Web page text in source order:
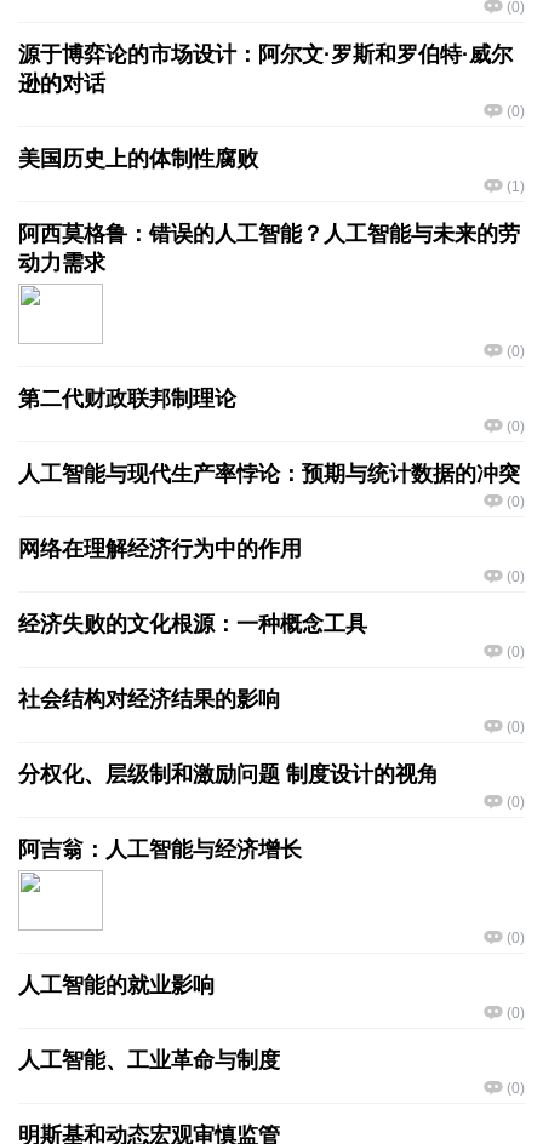
(0)
源于博弈论的市场设计：阿尔文·罗斯和罗伯特·威尔
逊的对话
(0)
美国历史上的体制性腐败
(1)
阿西莫格鲁：错误的人工智能？人工智能与未来的劳
动力需求
(0)
第二代财政联邦制理论
(0)
人工智能与现代生产率悖论：预期与统计数据的冲突
(0)
网络在理解经济行为中的作用
(0)
经济失败的文化根源：一种概念工具
(0)
社会结构对经济结果的影响
(0)
分权化、层级制和激励问题 制度设计的视角
(0)
阿吉翁：人工智能与经济增长
(0)
人工智能的就业影响
(0)
人工智能、工业革命与制度
(0)
明斯基和动态宏观审慎监管